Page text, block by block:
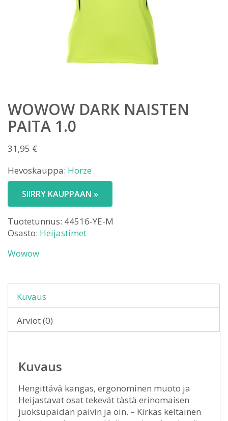
WOWOW DARK NAISTEN
PAITA 1.0
31,95 €
Hevoskauppa: Horze
SIIRRY KAUPPAAN »
Tuotetunnus: 44516-YE-M
Osasto: Heijastimet
Wowow
Kuvaus
Arviot (0)
Kuvaus
Hengittävä kangas, ergonominen muoto ja
Heijastavat osat tekevät tästä erinomaisen
juoksupaidan päivin ja öin. – Kirkas keltainen